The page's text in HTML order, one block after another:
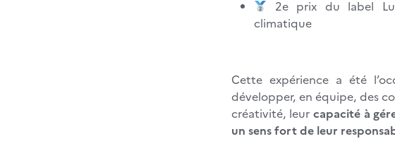
2e prix du label
climatique
Cette expérience a été
développer, en équipe, des
créativité, leur capacité à
un sens fort de leur